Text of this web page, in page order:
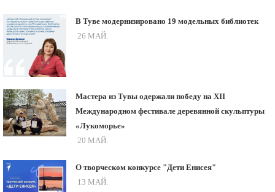
В Туве модернизировано 19 модельных библиотек
26 МАЙ.
Мастера из Тувы одержали победу на XII
Международном фестивале деревянной скульптуры
«Лукоморье»
20 МАЙ.
О творческом конкурсе "Дети Енисея"
13 МАЙ.